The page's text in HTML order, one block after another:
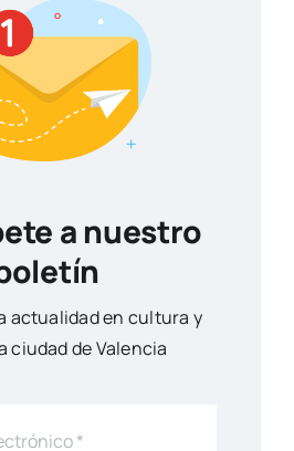
a nuestro
actua­li­dad en cul­tu­ra y
ciu­dad de Valen­cia